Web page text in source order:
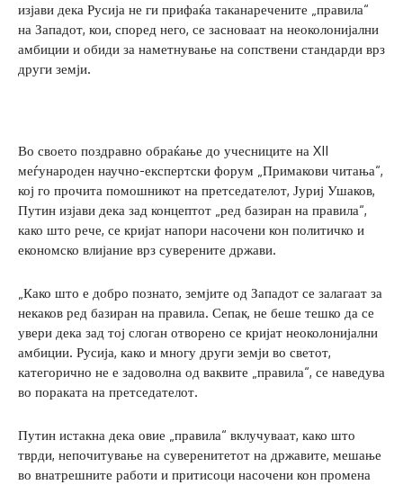
изјави дека Русија не ги прифаќа таканаречените „правила“
на Западот, кои, според него, се засноваат на неоколонијални
амбиции и обиди за наметнување на сопствени стандарди врз
други земји.
Во своето поздравно обраќање до учесниците на XII
меѓународен научно-експертски форум „Примакови читања“,
кој го прочита помошникот на претседателот, Јуриј Ушаков,
Путин изјави дека зад концептот „ред базиран на правила“,
како што рече, се кријат напори насочени кон политичко и
економско влијание врз суверените држави.
„Како што е добро познато, земјите од Западот се залагаат за
некаков ред базиран на правила. Сепак, не беше тешко да се
увери дека зад тој слоган отворено се кријат неоколонијални
амбиции. Русија, како и многу други земји во светот,
категорично не е задоволна од ваквите „правила“, се наведува
во пораката на претседателот.
Путин истакна дека овие „правила“ вклучуваат, како што
тврди, непочитување на суверенитетот на државите, мешање
во внатрешните работи и притисоци насочени кон промена